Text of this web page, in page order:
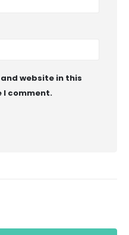
website in this
I comment.